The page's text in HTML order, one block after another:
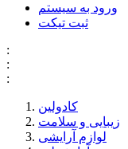
ورود به سیستم
ثبت تیکت
:
:
:
کادولین
زیبایی و سلامت
لوازم آرایشی